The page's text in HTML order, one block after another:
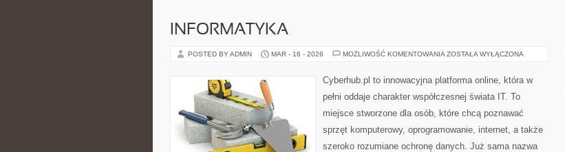
INFORMATYKA
POSTED BY ADMIN MAR - 16 - 2026 MOŻLIWOŚĆ KOMENTOWANIA INFORMATYKA
ZOSTAŁA WYŁĄCZONA
Cyberhub.pl to innowacyjna platforma online, która w
pełni oddaje charakter współczesnej świata IT. To
miejsce stworzone dla osób, które chcą poznawać
sprzęt komputerowy, oprogramowanie, internet, a także
szeroko rozumiane ochronę danych. Już sama nazwa